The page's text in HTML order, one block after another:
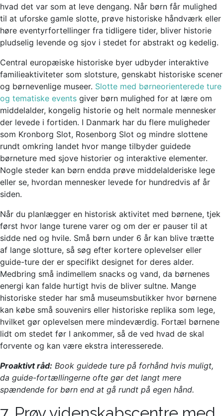
hvad det var som at leve dengang. Når børn får mulighed
til at uforske gamle slotte, prøve historiske håndværk eller
høre eventyrfortellinger fra tidligere tider, bliver historie
pludselig levende og sjov i stedet for abstrakt og kedelig.
Central europæiske historiske byer udbyder interaktive
familieaktiviteter som slotsture, genskabt historiske scener
og børnevenlige museer. Slotte med børneorienterede ture
og tematiske events giver børn mulighed for at lære om
middelalder, kongelig historie og helt normale mennesker
der levede i fortiden. I Danmark har du flere muligheder
som Kronborg Slot, Rosenborg Slot og mindre slottene
rundt omkring landet hvor mange tilbyder guidede
børneture med sjove historier og interaktive elementer.
Nogle steder kan børn endda prøve middelalderiske lege
eller se, hvordan mennesker levede for hundredvis af år
siden.
Når du planlægger en historisk aktivitet med børnene, tjek
først hvor lange turene varer og om der er pauser til at
sidde ned og hvile. Små børn under 6 år kan blive trætte
af lange slotture, så søg efter kortere oplevelser eller
guide-ture der er specifikt designet for deres alder.
Medbring små indimellem snacks og vand, da børnenes
energi kan falde hurtigt hvis de bliver sultne. Mange
historiske steder har små museumsbutikker hvor børnene
kan købe små souvenirs eller historiske replika som lege,
hvilket gør oplevelsen mere mindeværdig. Fortæl børnene
lidt om stedet før I ankommer, så de ved hvad de skal
forvente og kan være ekstra interesserede.
Proaktivt råd: Book guidede ture på forhånd hvis muligt,
da guide-fortællingerne ofte gør det langt mere
spændende for børn end at gå rundt på egen hånd.